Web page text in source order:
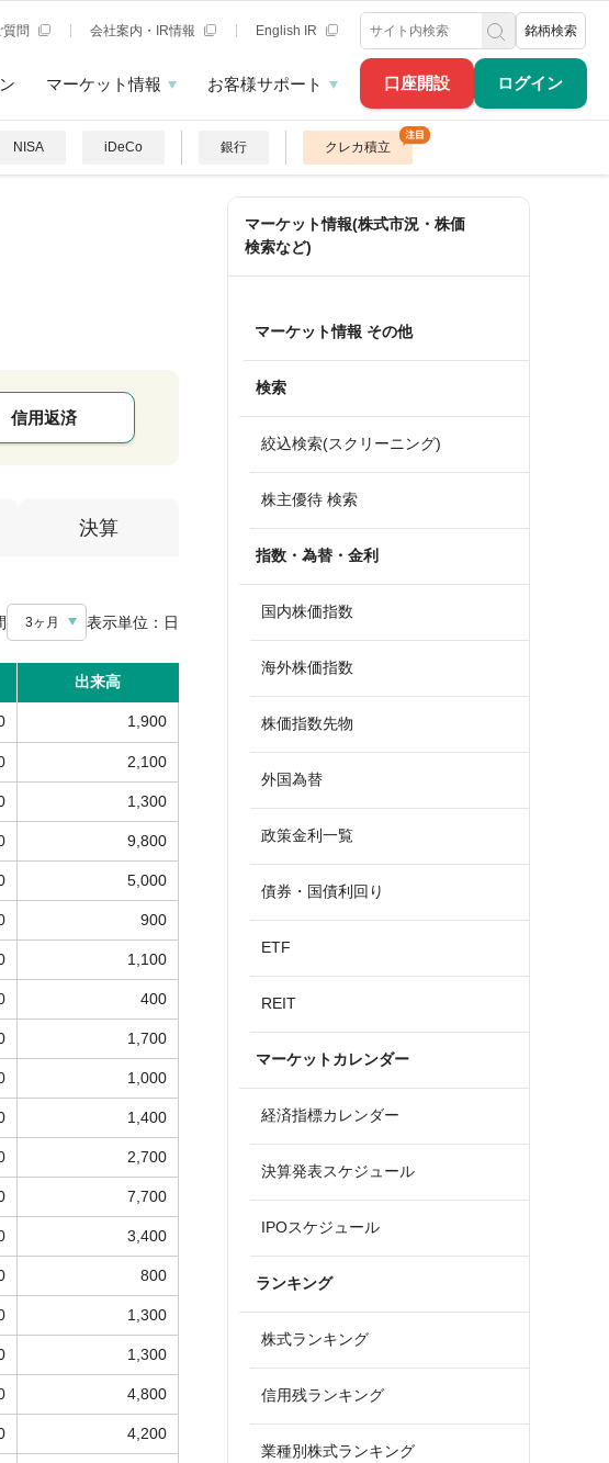
口座開設 ログイン
質問 会社案内・IR情報 English IR 銘柄検索
マーケット情報 お客様サポート
NISA iDeCo 銀行 クレカ積立
信用返済
決算
3ヶ月 表示単位： 日
出来高
1,900
2,100
1,300
9,800
5,000
900
1,100
400
1,700
1,000
1,400
2,700
7,700
3,400
800
1,300
1,300
4,800
4,200
マーケット情報(株式市況・株価
検索など)
マーケット情報 その他
検索
絞込検索(スクリーニング)
株主優待 検索
指数・為替・金利
国内株価指数
海外株価指数
株価指数先物
外国為替
政策金利一覧
債券・国債利回り
ETF
REIT
マーケットカレンダー
経済指標カレンダー
決算発表スケジュール
IPOスケジュール
ランキング
株式ランキング
信用残ランキング
業種別株式ランキング